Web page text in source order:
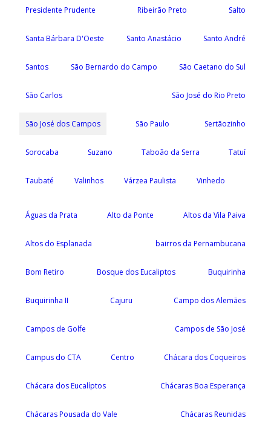
Presidente Prudente Ribeirão Preto Salto
Santa Bárbara D'Oeste Santo Anastácio Santo André
Santos São Bernardo do Campo São Caetano do Sul
São Carlos São José do Rio Preto
São José dos Campos São Paulo Sertãozinho
Sorocaba Suzano Taboão da Serra Tatuí
Taubaté Valinhos Várzea Paulista Vinhedo
Águas da Prata Alto da Ponte Altos da Vila Paiva
Altos do Esplanada bairros da Pernambucana
Bom Retiro Bosque dos Eucaliptos Buquirinha
Buquirinha II Cajuru Campo dos Alemães
Campos de Golfe Campos de São José
Campus do CTA Centro Chácara dos Coqueiros
Chácara dos Eucalíptos Chácaras Boa Esperança
Chácaras Pousada do Vale Chácaras Reunidas